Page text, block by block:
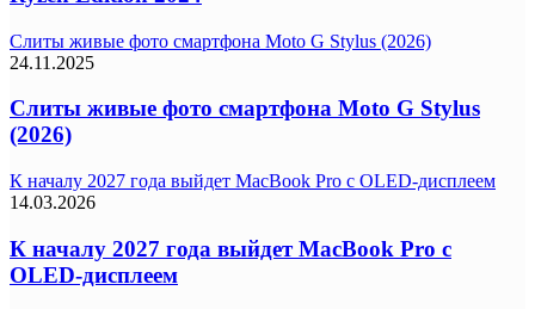
Слиты живые фото смартфона Moto G Stylus (2026)
24.11.2025
Слиты живые фото смартфона Moto G Stylus
(2026)
К началу 2027 года выйдет MacBook Pro с OLED-дисплеем
14.03.2026
К началу 2027 года выйдет MacBook Pro с
OLED-дисплеем